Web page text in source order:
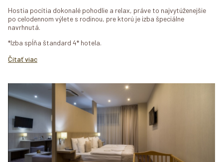
Hostia pocítia dokonalé pohodlie a relax, práve to najvytúženejšie
po celodennom výlete s rodinou, pre ktorú je izba špeciálne
navrhnutá.
*Izba spĺňa štandard 4* hotela.
Čítať viac